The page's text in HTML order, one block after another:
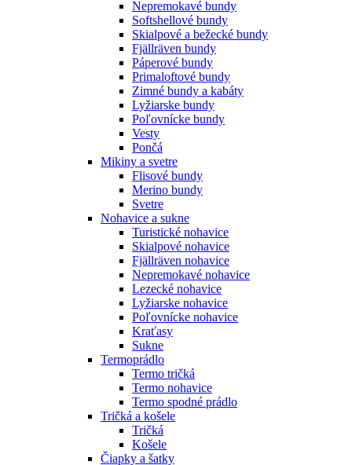
Nepremokavé bundy
Softshellové bundy
Skialpové a bežecké bundy
Fjällräven bundy
Páperové bundy
Primaloftové bundy
Zimné bundy a kabáty
Lyžiarske bundy
Poľovnícke bundy
Vesty
Pončá
Mikiny a svetre
Flisové bundy
Merino bundy
Svetre
Nohavice a sukne
Turistické nohavice
Skialpové nohavice
Fjällräven nohavice
Nepremokavé nohavice
Lezecké nohavice
Lyžiarske nohavice
Poľovnícke nohavice
Kraťasy
Sukne
Termoprádlo
Termo tričká
Termo nohavice
Termo spodné prádlo
Tričká a košele
Tričká
Košele
Čiapky a šatky